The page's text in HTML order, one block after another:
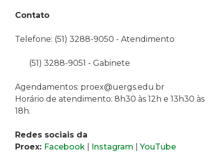
Contato
Telefone: (51) 3288-9050 - Atendimento
(51) 3288-9051 - Gabinete
Agendamentos: proex@uergs.edu.br
Horário de atendimento: 8h30 às 12h e 13h30 às
18h.
Redes sociais da
Proex: Facebook Instagram |YouTube